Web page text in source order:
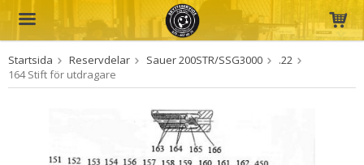
Produkten har blivit tillagd i varukorgen
Startsida Reservdelar Sauer 200STR/SSG3000
.22
164 Stift för utdragare